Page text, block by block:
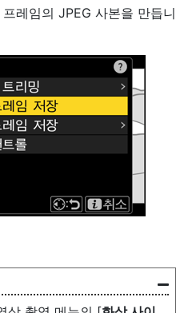
레임의 JPEG 사본을 만듭니